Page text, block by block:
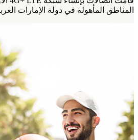
المناطق المأهولة في دولة الإمارات